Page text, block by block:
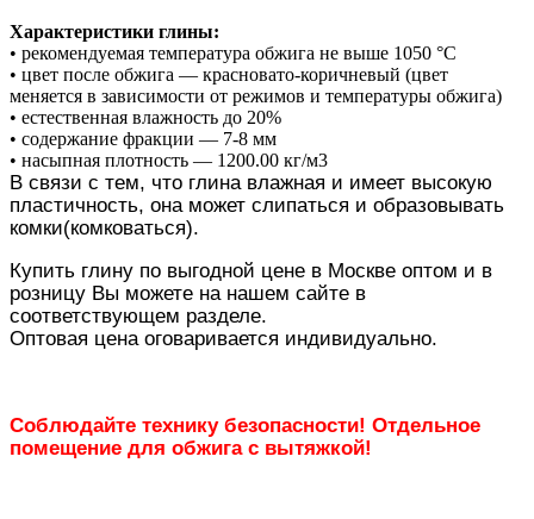
Характеристики глины:
• рекомендуемая температура обжига не выше 1050 °C
• цвет после обжига — красновато-коричневый (цвет
меняется в зависимости от режимов и температуры обжига)
• естественная влажность до 20%
• содержание фракции — 7-8 мм
• насыпная плотность — 1200.00 кг/м3
В связи с тем, что глина влажная и имеет высокую
пластичность, она может слипаться и образовывать
комки(комковаться).
Купить глину по выгодной цене в Москве оптом и в
розницу Вы можете на нашем сайте в
соответствующем разделе.
Оптовая цена оговаривается индивидуально.
Соблюдайте технику безопасности! Отдельное
помещение для обжига с вытяжкой!